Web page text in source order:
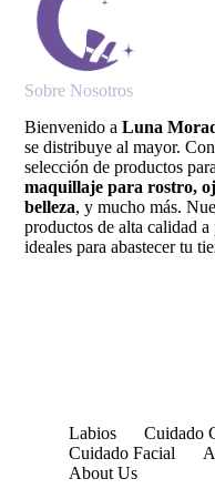
Sobre Nosotros
Bienvenido aLuna
se distribuye al mayor.
selección de productos
maquillaje para rostro,
belleza, y mucho más.
productos de alta calidad
ideales para abastecer tu
Labios Cuidado
Cuidado Facial
About Us